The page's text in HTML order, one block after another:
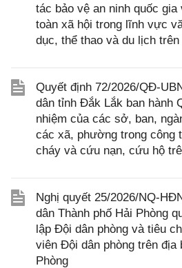
tác bảo vệ an ninh quốc
toàn xã hội trong lĩnh vực
dục, thể thao và du lịch
Quyết định 72/2026/QĐ-
dân tỉnh Đắk Lắk ban hành
nhiệm của các sở, ban,
các xã, phường trong công
cháy và cứu nạn, cứu hộ
Nghị quyết 25/2026/NQ-
dân Thành phố Hải Phòng
lập Đội dân phòng và tiêu
viên Đội dân phòng trên địa
Phòng